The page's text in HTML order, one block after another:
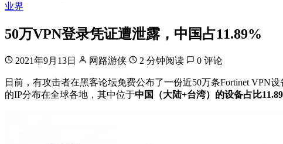
业界
50万VPN登录凭证遭泄露，中国占11.89%
2021年9月13日 网路游侠 2 分钟阅读 0 评论
日前，有攻击者在黑客论坛免费公布了一份近50万条Fortinet VPN
的IP分布在全球各地，其中位于中国（大陆+台湾）的设备占比